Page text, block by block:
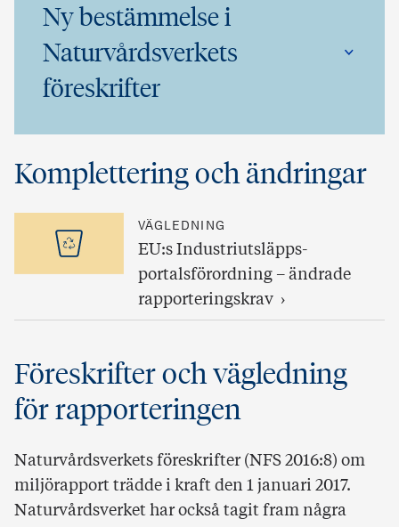
Ny bestämmelse i
Naturvårdsverkets
föreskrifter
Komplettering och ändringar
VÄGLEDNING
EU:s Industriutsläpps­
portalsförordning – ändrade
rapporteringskrav
Föreskrifter och vägledning
för rapporteringen
Naturvårdsverkets föreskrifter (NFS 2016:8) om
miljörapport trädde i kraft den 1 januari 2017.
Naturvårdsverket har också tagit fram några